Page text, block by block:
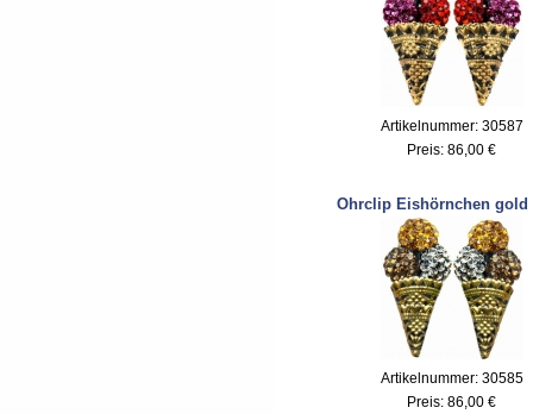
Artikelnummer: 30587
Preis: 86,00 €
Ohrclip Eishörnchen gold
Artikelnummer: 30585
Preis: 86,00 €